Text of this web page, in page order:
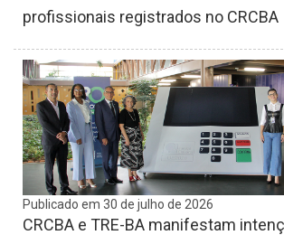
profissionais registrados no CRCBA
Publicado em 30 de julho de 2026
CRCBA e TRE-BA manifestam